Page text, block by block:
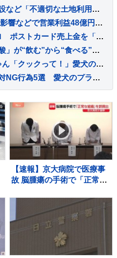
廃棄物放置・ヤード建設など「不適切な土地利用」 国交省が提言とりまとめ 法改正も視野
ニチレイ サイバー攻撃影響などで営業利益48億円下押しの見通し 7月発生のシステム障害で販売落ち込み 今年度の利益見込み発表
【 熊本地震 】コブクロ ポストカード売上金を「全額、『令和8年熊本地震災害義援金』として寄付」することを発表 ライブ会場にて販売
夏こそ楽しみたい「炭酸」が“飲む”から“食べる”に？！炭酸の裏技レシピも【Nスタ】
【 杉浦太陽 】夢空ちゃん「クックって！」愛犬の名前を呼ぶ 歩行器を使ってすいすい「完璧な乗りこなし笑」めざましい成長
犬が『自信を失う』絶対NG行為5選 愛犬のプライドが崩壊する飼い主の態度や適切な対応まで
【速報】京大病院で医療事
故 脳腫瘍の手術で「正常な
性患者は自発呼吸できず